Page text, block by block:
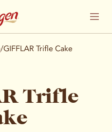
/GIFFLAR Trifle Cake
Trifle